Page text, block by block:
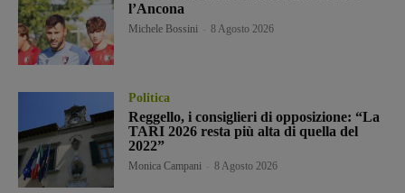
l’Ancona
Michele Bossini 8 Agosto 2026
Politica
Reggello, i consiglieri di opposizione: “La
TARI 2026 resta più alta di quella del
2022”
Monica Campani 8 Agosto 2026